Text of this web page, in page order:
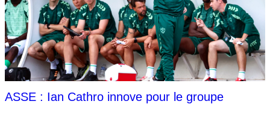
ASSE : Ian Cathro innove pour le groupe